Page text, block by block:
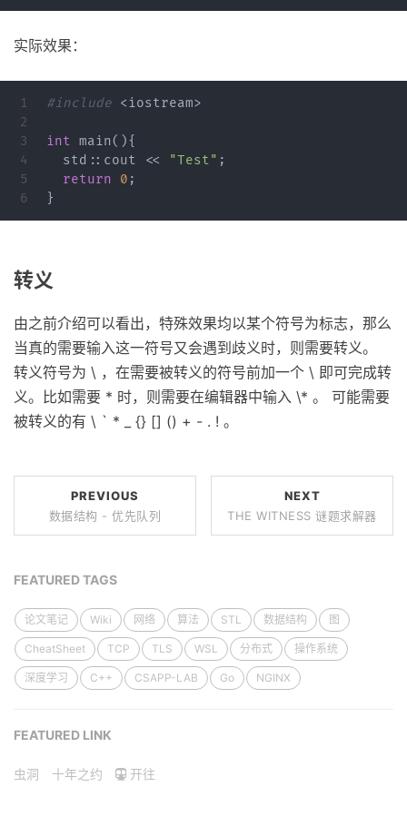
实际效果：
1
2
3
4
5
#include <iostream>
int main(){
std :: cout << "Test" ;
return
0 ;
}
转义
由之前介绍可以看出，特殊效果均以某个符号为标志，那么
当真的需要输入这一符号又会遇到歧义时，则需要转义。
转义符号为 \ ，在需要被转义的符号前加一个 \ 即可完成转
义。比如需要 * 时，则需要在编辑器中输入 \* 。 可能需要
被转义的有 \ ` * _ {} [] () + - . ! 。
PREVIOUS
数据结构 - 优先队列
NEXT
THE WITNESS 谜题求解器
FEATURED TAGS
论文笔记 Wiki 网络 算法 STL 数据结构 图
CheatSheet TCP TLS WSL 分布式 操作系统
深度学习 C++ CSAPP-LAB Go NGINX
FEATURED LINK
虫洞 十年之约 开往